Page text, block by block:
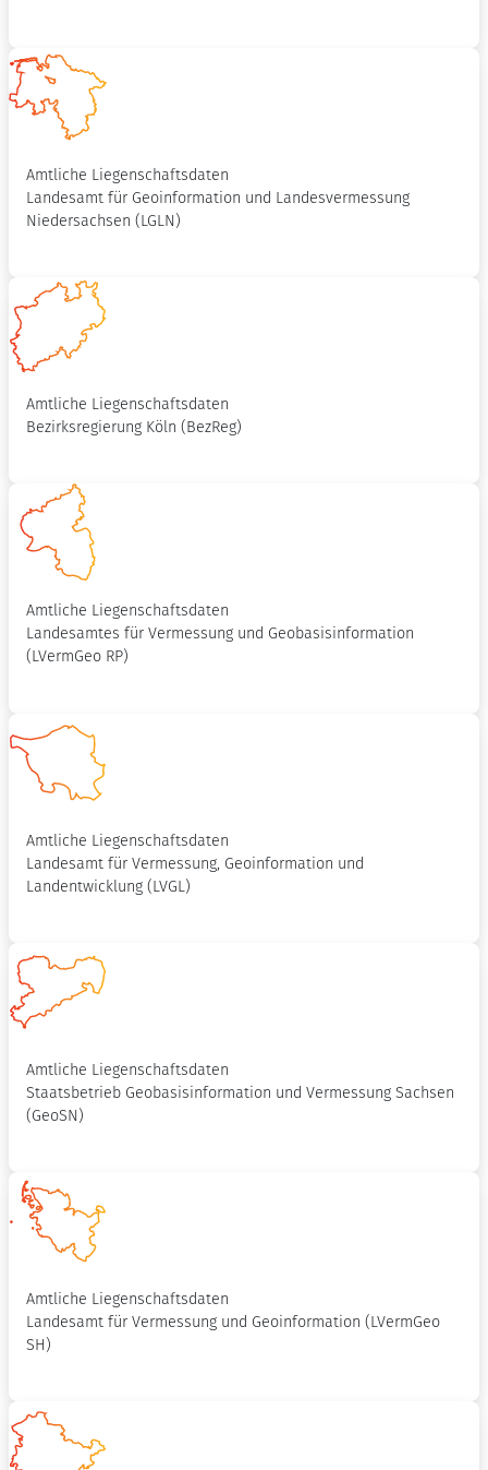
Amtliche Liegenschaftsdaten
Landesamt für Geoinformation und Landesvermessung
Niedersachsen (LGLN)
Amtliche Liegenschaftsdaten
Bezirksregierung Köln (BezReg)
Amtliche Liegenschaftsdaten
Landesamtes für Vermessung und Geobasisinformation
(LVermGeo RP)
Amtliche Liegenschaftsdaten
Landesamt für Vermessung, Geoinformation und
Landentwicklung (LVGL)
Amtliche Liegenschaftsdaten
Staatsbetrieb Geobasisinformation und Vermessung Sachsen
(GeoSN)
Amtliche Liegenschaftsdaten
Landesamt für Vermessung und Geoinformation (LVermGeo
SH)